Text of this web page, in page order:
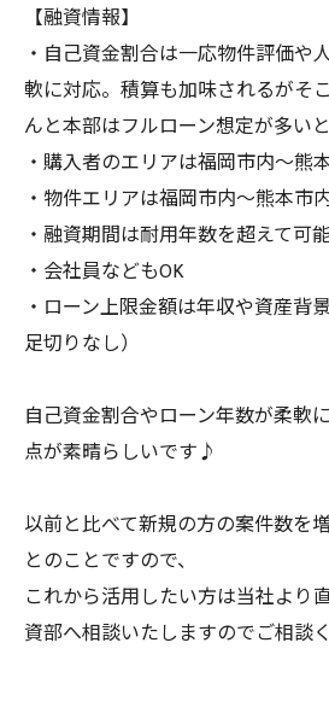
【融資情報】
・自己資金割合は一応物件評価や
軟に対応。積算も加味されるがそ
んと本部はフルローン想定が多い
・購入者のエリアは福岡市内～熊
・物件エリアは福岡市内～熊本市
・融資期間は耐用年数を超えて可
・会社員などもOK
・ローン上限金額は年収や資産背
足切りなし）
自己資金割合やローン年数が柔軟
点が素晴らしいです♪
以前と比べて新規の方の案件数を
とのことですので、
これから活用したい方は当社より
資部へ相談いたしますのでご相談